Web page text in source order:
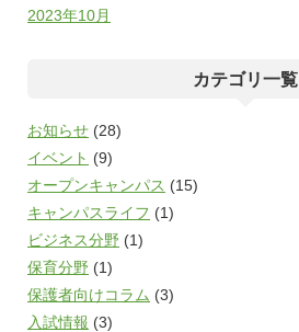
2023年10月
カテゴリ一覧
お知らせ (28)
イベント (9)
オープンキャンパス (15)
キャンパスライフ (1)
ビジネス分野 (1)
保育分野 (1)
保護者向けコラム (3)
入試情報 (3)